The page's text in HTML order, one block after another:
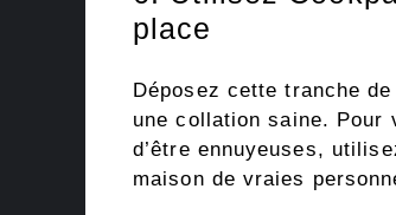
place
Déposez cette tranche
une collation saine.
d’être ennuyeuses,
maison de vraies